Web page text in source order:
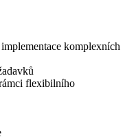
komplexních
flexibilního